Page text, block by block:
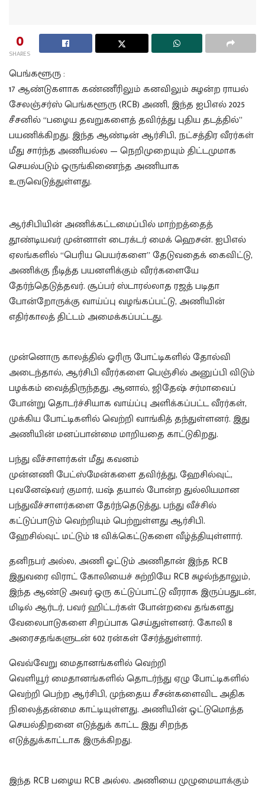
0
SHARES
பெங்களூரு :
17 ஆண்டுகளாக கண்ணீரிலும் கனவிலும் சுழன்ற ராயல்
சேலஞ்சர்ஸ் பெங்களூரு (RCB) அணி, இந்த ஐபிஎல் 2025
சீசனில் “பழைய தவறுகளைத் தவிர்த்து புதிய தடத்தில்”
பயணிக்கிறது. இந்த ஆண்டின் ஆர்சிபி, நட்சத்திர வீரர்கள்
மீது சார்ந்த அணியல்ல — நெறிமுறையும் திட்டமுமாக
செயல்படும் ஒருங்கிணைந்த அணியாக
உருவெடுத்துள்ளது.
ஆர்சிபியின் அணிக்கட்டமைப்பில் மாற்றத்தைத்
தூண்டியவர் முன்னாள் டைரக்டர் மைக் ஹெசன். ஐபிஎல்
ஏலங்களில் “பெரிய பெயர்களை” தேடுவதைக் கைவிட்டு,
அணிக்கு நீடித்த பயனளிக்கும் வீரர்களையே
தேர்ந்தெடுத்தவர். சூப்பர் ஸ்டாரல்லாத ரஜத் படிதா
போன்றோருக்கு வாய்ப்பு வழங்கப்பட்டு, அணியின்
எதிர்காலத் திட்டம் அமைக்கப்பட்டது.
முன்னொரு காலத்தில் ஓரிரு போட்டிகளில் தோல்வி
அடைந்தால், ஆர்சிபி வீரர்களை பெஞ்சில் அனுப்பி விடும்
பழக்கம் வைத்திருந்தது. ஆனால், ஜிதேஷ் சர்மாவைப்
போன்று தொடர்ச்சியாக வாய்ப்பு அளிக்கப்பட்ட வீரர்கள்,
முக்கிய போட்டிகளில் வெற்றி வாங்கித் தந்துள்ளனர். இது
அணியின் மனப்பான்மை மாறியதை காட்டுகிறது.
பந்து வீச்சாளர்கள் மீது கவனம்
முன்னணி பேட்ஸ்மேன்களை தவிர்த்து, ஹேசில்வுட்,
புவனேஷ்வர் குமார், யஷ் தயால் போன்ற துல்லியமான
பந்துவீச்சாளர்களை தேர்ந்தெடுத்து, பந்து வீச்சில்
கட்டுப்பாடும் வெற்றியும் பெற்றுள்ளது ஆர்சிபி.
ஹேசில்வுட் மட்டும் 18 விக்கெட்டுகளை வீழ்த்தியுள்ளார்.
தனிநபர் அல்ல, அணி ஓட்டும் அணிதான் இந்த RCB
இதுவரை விராட் கோலியைச் சுற்றியே RCB சுழல்ந்தாலும்,
இந்த ஆண்டு அவர் ஒரு கட்டுப்பாட்டு வீரராக இருப்பதுடன்,
மிடில் ஆர்டர், பவர் ஹிட்டர்கள் போன்றவை தங்களது
வேலைபாடுகளை சிறப்பாக செய்துள்ளனர். கோலி 8
அரைசதங்களுடன் 602 ரன்கள் சேர்த்துள்ளார்.
வெவ்வேறு மைதானங்களில் வெற்றி
வெளியூர் மைதானங்களில் தொடர்ந்து ஏழு போட்டிகளில்
வெற்றி பெற்ற ஆர்சிபி, முந்தைய சீசன்களைவிட அதிக
நிலைத்தன்மை காட்டியுள்ளது. அணியின் ஒட்டுமொத்த
செயல்திறனை எடுத்துக் காட்ட இது சிறந்த
எடுத்துக்காட்டாக இருக்கிறது.
இந்த RCB பழைய RCB அல்ல. அணியை முழுமையாக்கும்